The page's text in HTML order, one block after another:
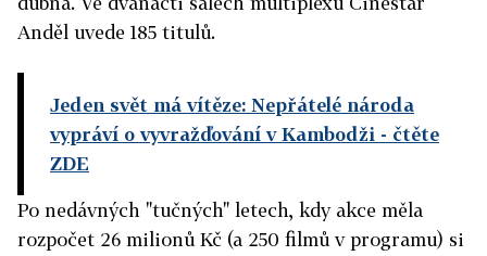
Anděl uvede 185 titulů.
Jeden svět má vítěze: Nepřátelé národa
vypráví o vyvražďování v Kambodži - čtěte
ZDE
Po nedávných "tučných" letech, kdy akce měla
rozpočet 26 milionů Kč (a 250 filmů v programu) si